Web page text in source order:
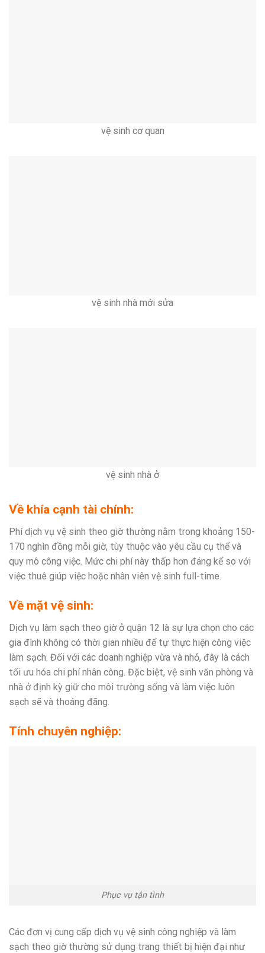
vệ sinh cơ quan
vệ sinh nhà mới sửa
vệ sinh nhà ở
Về khía cạnh tài chính:
Phí dịch vụ vệ sinh theo giờ thường nằm trong khoảng 150-
170 nghìn đồng mỗi giờ, tùy thuộc vào yêu cầu cụ thể và
quy mô công việc. Mức chi phí này thấp hơn đáng kể so với
việc thuê giúp việc hoặc nhân viên vệ sinh full-time.
Về mặt vệ sinh:
Dịch vụ làm sạch theo giờ ở quận 12 là sự lựa chọn cho các
gia đình không có thời gian nhiều để tự thực hiện công việc
làm sạch. Đối với các doanh nghiệp vừa và nhỏ, đây là cách
tối ưu hóa chi phí nhân công. Đặc biệt, vệ sinh văn phòng và
nhà ở định kỳ giữ cho môi trường sống và làm việc luôn
sạch sẽ và thoáng đãng.
Tính chuyên nghiệp:
Phục vụ tận tình
Các đơn vị cung cấp dịch vụ vệ sinh công nghiệp và làm
sạch theo giờ thường sử dụng trang thiết bị hiện đại như